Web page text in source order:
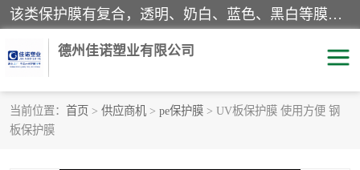
该类保护膜有复合，透明、奶白、蓝色、黑白等膜型。特高粘，高粘，中高粘，中粘，中低粘，低粘等。对于不同的粘力要求有相应的产品相适配。无胶渍残留污染。在较宽的收卷幅度下平整无皱纹，收卷长度大，利于机械化及自动化施工粘贴。为您的产品提供的表面保护解决方案。 产品广泛适用于：铝材、不锈钢、金属、塑料、电子、家电、家具、玻璃、化工材料、装饰材料等。
德州佳诺塑业有限公司
当前位置： 首页 > 供应商机 > pe保护膜 > UV板保护膜 使用方便 钢
板保护膜
pe保护膜